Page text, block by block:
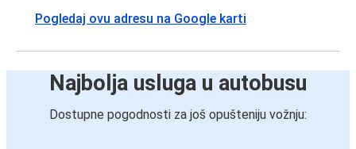
Pogledaj ovu adresu na Google karti
Najbolja usluga u autobusu
Dostupne pogodnosti za još opušteniju vožnju: